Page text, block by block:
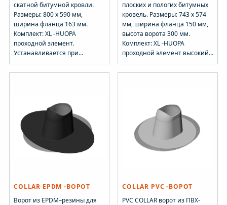
скатной битумной кровли.
Размеры: 800 х 590 мм,
ширина фланца 163 мм.
Комплект: XL -HUOPA
проходной элемент.
Устанавливается при
монтаже кровельного
материала.
плоских и пологих битумных
кровель. Размеры: 743 х 574
мм, ширина фланца 150 мм,
высота ворота 300 мм.
Комплект: XL -HUOPA
проходной элемент высокий.
Устанавливается при
монтаже кровельного
COLLAR EPDM -ВОРОТ
Ворот из EPDM–резины для
COLLAR PVC -ВОРОТ
PVC COLLAR ворот из ПВХ-